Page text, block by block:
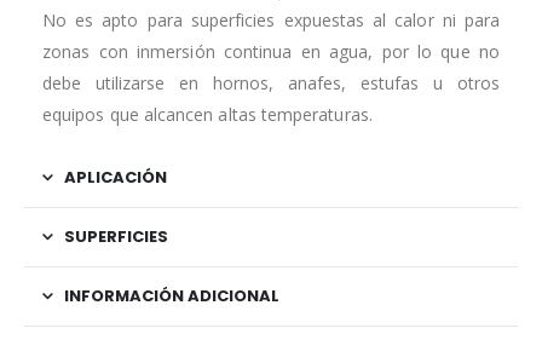
No es apto para superficies expuestas al calor ni para
zonas con inmersión continua en agua, por lo que no
debe utilizarse en hornos, anafes, estufas u otros
equipos que alcancen altas temperaturas.
APLICACIÓN
SUPERFICIES
INFORMACIÓN ADICIONAL